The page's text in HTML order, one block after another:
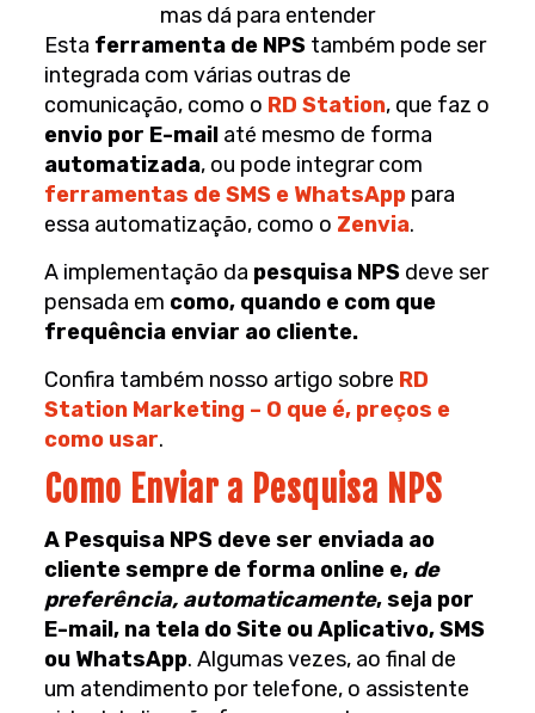
mas dá para entender
Esta ferramenta de NPStambém pode ser
integrada com várias outras de
comunicação, como o RD Station, que faz o
envio por E-mail até mesmo de forma
automatizada, ou pode integrar com
ferramentas de SMS e WhatsApppara
essa automatização, como o Zenvia.
A implementação da pesquisa NPSdeve ser
pensada em como, quando e com que
frequência enviar ao cliente.
Confira também nosso artigo sobre RD
Station Marketing – O que é, preços e
como usar.
Como Enviar a Pesquisa NPS
A Pesquisa NPS deve ser enviada ao
cliente sempre de forma online e, de
preferência, automaticamente, seja por
E-mail, na tela do Site ou Aplicativo, SMS
ou WhatsApp. Algumas vezes, ao final de
um atendimento por telefone, o assistente